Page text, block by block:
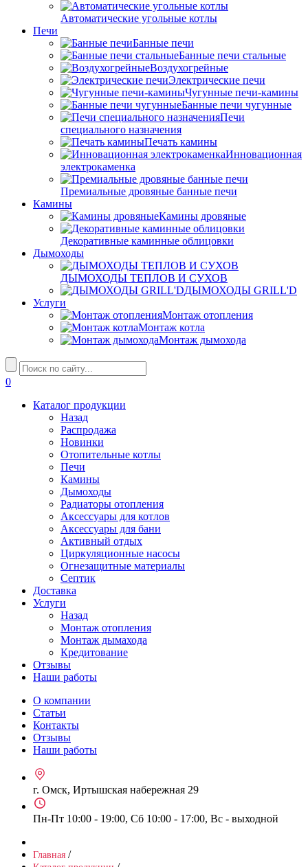
Автоматические угольные котлы
Печи
Банные печи
Банные печи стальные
Воздухогрейные
Электрические печи
Чугунные печи-камины
Банные печи чугунные
Печи
специального назначения
Печать камины
Инновационная
электрокаменка
Премиальные дровяные банные печи
Камины
Камины дровяные
Декоративные каминные облицовки
Дымоходы
ДЫМОХОДЫ ТЕПЛОВ И СУХОВ
ДЫМОХОДЫ GRILL'D
Услуги
Монтаж отопления
Монтаж котла
Монтаж дымохода
0
Каталог продукции
Назад
Распродажа
Новинки
Отопительные котлы
Печи
Камины
Дымоходы
Радиаторы отопления
Аксессуары для котлов
Аксессуары для бани
Активный отдых
Циркуляционные насосы
Огнезащитные материалы
Септик
Доставка
Услуги
Назад
Монтаж отопления
Монтаж дымахода
Кредитование
Отзывы
Наши работы
О компании
Статьи
Контакты
Отзывы
Наши работы
г. Омск, Иртышская набережная 29
Пн-Пт 10:00 - 19:00, Сб 10:00 - 17:00, Вс - выходной
Главная /